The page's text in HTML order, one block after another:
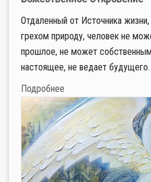
Отдаленный от Источника
грехом природу, человек не
прошлое, не может
настоящее, не ведает будущего.
Подробнее